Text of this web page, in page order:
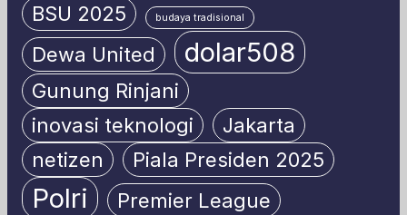
BSU 2025
budaya tradisional
Dewa United dolar508
Gunung Rinjani
inovasi teknologi
Jakarta
netizen
Piala Presiden 2025
Polri
Premier League